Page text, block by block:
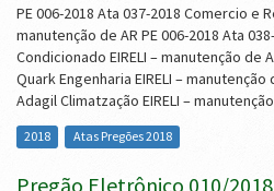
PE 006-2018 Ata 037-2018 Comercio e
manutenção de AR PE 006-2018 Ata
Condicionado EIRELI – manutenção de
Quark Engenharia EIRELI – manutenção
Adagil Climatzação EIRELI –
2018 Atas Pregões 2018
Pregão Eletrônico 010/